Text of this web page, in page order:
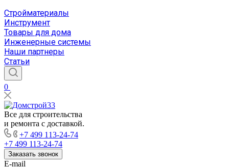
Стройматериалы
Инструмент
Товары для дома
Инженерные системы
Наши партнеры
Статьи
0
Все для строительства
и ремонта с доставкой.
+7 499 113-24-74
+7 499 113-24-74
Заказать звонок
E-mail